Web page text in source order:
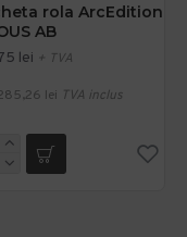
rola ArcEdition
AB
lei + TVA
lei TVA inclus